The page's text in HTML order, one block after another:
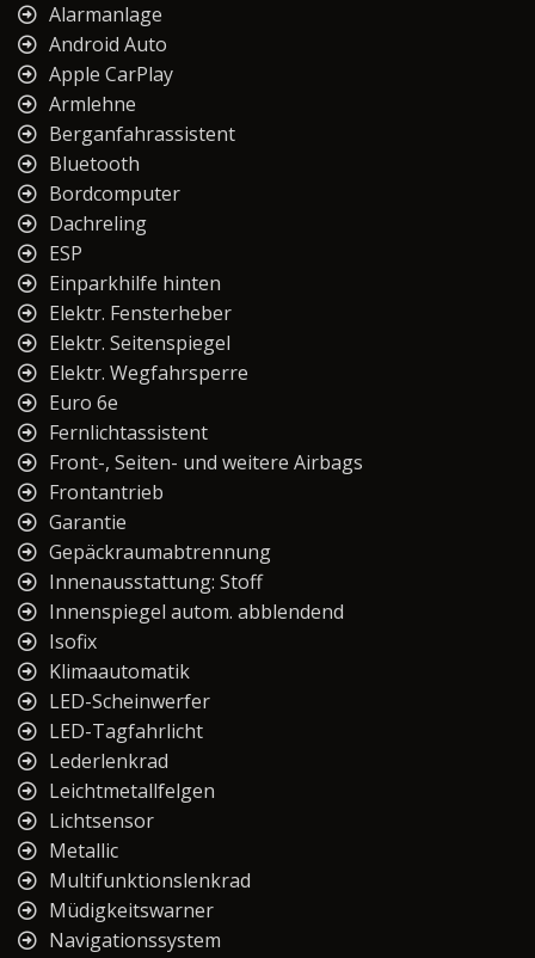
Alarmanlage
Android Auto
Apple CarPlay
Armlehne
Berganfahrassistent
Bluetooth
Bordcomputer
Dachreling
ESP
Einparkhilfe hinten
Elektr. Fensterheber
Elektr. Seitenspiegel
Elektr. Wegfahrsperre
Euro 6e
Fernlichtassistent
Front-, Seiten- und weitere Airbags
Frontantrieb
Garantie
Gepäckraumabtrennung
Innenausstattung: Stoff
Innenspiegel autom. abblendend
Isofix
Klimaautomatik
LED-Scheinwerfer
LED-Tagfahrlicht
Lederlenkrad
Leichtmetallfelgen
Lichtsensor
Metallic
Multifunktionslenkrad
Müdigkeitswarner
Navigationssystem